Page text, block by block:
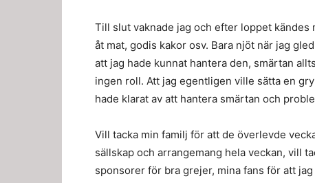
Till slut vaknade jag och efter loppet kändes
åt mat, godis kakor osv. Bara njöt när jag
att jag hade kunnat hantera den, smärtan
ingen roll. Att jag egentligen ville sätta en
hade klarat av att hantera smärtan och
Vill tacka min familj för att de överlevde
sällskap och arrangemang hela veckan, vill
sponsorer för bra grejer, mina fans för att